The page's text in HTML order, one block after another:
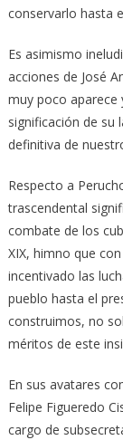
conservarlo hasta
Es asimismo
acciones de José
muy poco aparece
significación de su
definitiva de
Respecto a
trascendental
combate de los
XIX, himno que
incentivado las
pueblo hasta el
construimos, no
méritos de este
En sus avatares
Felipe Figueredo
cargo de